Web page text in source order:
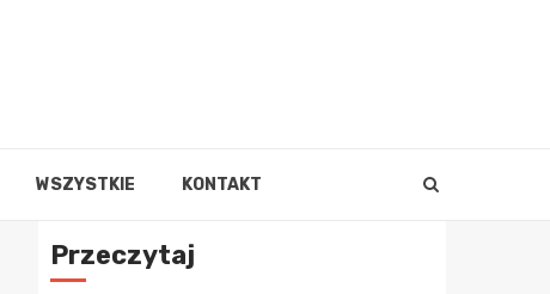
WSZYSTKIE KONTAKT
Przeczytaj